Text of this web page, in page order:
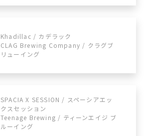
Khadillac / カデラック
CLAG Brewing Company / クラグブ
リューイング
SPACIA X SESSION / スペーシアエッ
クスセッション
Teenage Brewing / ティーンエイジ ブ
ルーイング